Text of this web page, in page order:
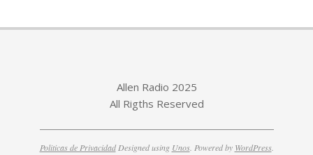
Allen Radio 2025
All Rigths Reserved
Politicas de PrivacidadDesigned using Unos. Powered by WordPress.